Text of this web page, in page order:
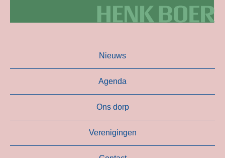
Nieuws
Agenda
Ons dorp
Verenigingen